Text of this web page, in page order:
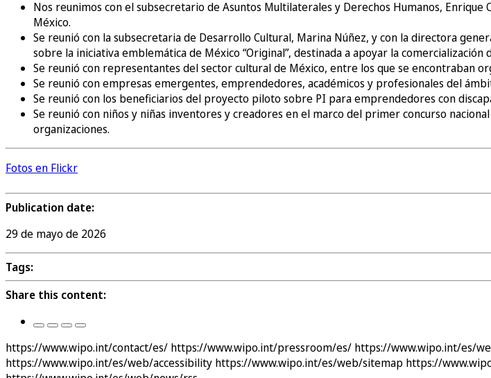
Nos reunimos con el subsecretario de Asuntos Multilaterales y Derechos Humanos,
México.
Se reunió con la subsecretaria de Desarrollo Cultural, Marina Núñez, y con la directora
sobre la iniciativa emblemática de México “Original”, destinada a apoyar la comercialización
Se reunió con representantes del sector cultural de México, entre los que se encontraban
Se reunió con empresas emergentes, emprendedores, académicos y profesionales del
Se reunió con los beneficiarios del proyecto piloto sobre PI para emprendedores con
Se reunió con niños y niñas inventores y creadores en el marco del primer concurso
organizaciones.
Fotos en Flickr
Publication date:
29 de mayo de 2026
Tags:
Share this content:
https://www.wipo.int/contact/es/ https://www.wipo.int/pressroom/es/ https://www.wipo.int/es/
https://www.wipo.int/es/web/accessibility https://www.wipo.int/es/web/sitemap https://